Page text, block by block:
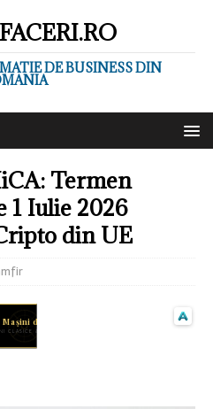
DE BUSINESS DIN
Termen
1 Iulie 2026
din UE